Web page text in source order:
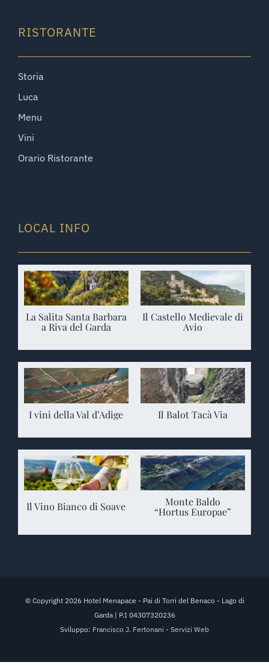
RISTORANTE
Storia
Luca
Menu
Vini
Orario Ristorante
LOCAL INFO
La Salita Santa Barbara
a Riva del Garda
Il Castello Medievale di
Avio
I vini della Val d’Adige Il Balot Tacà Via
Il Vino Bianco di Soave
Monte Baldo
“Hortus Europae”
© Copyright 2026 Hotel Menapace - Pai di Torri del Benaco - Lago di
Garda | P.I 04307320236
Sviluppo: Francisco J. Fertonani - Servizi Web